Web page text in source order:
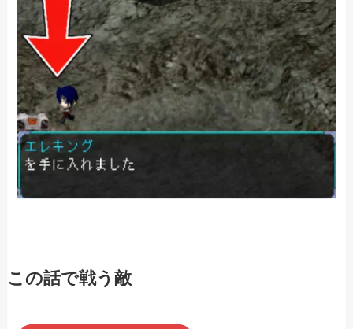
この話で戦う敵